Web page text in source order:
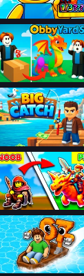
Obby Yard Sale
Big Catch
Float for Brainrots